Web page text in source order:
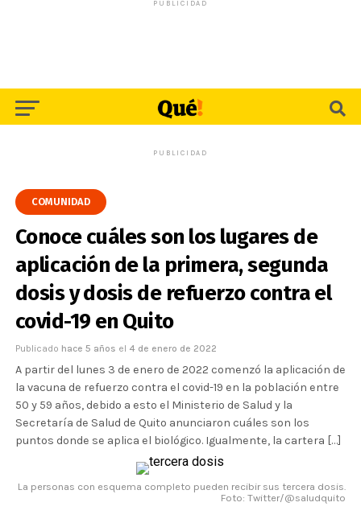
PUBLICIDAD
PUBLICIDAD
COMUNIDAD
Conoce cuáles son los lugares de
aplicación de la primera, segunda
dosis y dosis de refuerzo contra el
covid-19 en Quito
Publicado hace 5 años el 4 de enero de 2022
A partir del lunes 3 de enero de 2022 comenzó la aplicación de
la vacuna de refuerzo contra el covid-19 en la población entre
50 y 59 años, debido a esto el Ministerio de Salud y la
Secretaría de Salud de Quito anunciaron cuáles son los
puntos donde se aplica el biológico. Igualmente, la cartera […]
La personas con esquema completo pueden recibir sus tercera dosis.
Foto: Twitter/@saludquito